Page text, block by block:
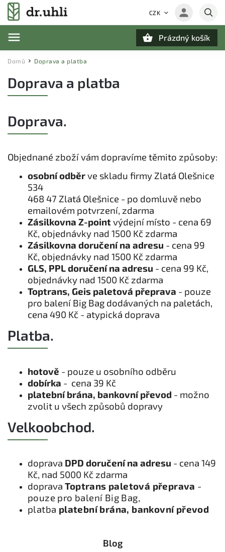
CZK
Prázdný košík
Domů / Doprava a platba
Doprava a platba
Doprava.
Objednané zboží vám dopravíme těmito způsoby:
osobní odběrve skladu firmy Zlatá Olešnice
534
468 47 Zlatá Olešnice - po domluvě nebo
emailovém potvrzení, zdarma
Zásilkovna Z-pointvýdejní místo - cena 69
Kč, objednávky nad 1500 Kč zdarma
Zásilkovna doručení na adresu - cena 99
Kč, objednávky nad 1500 Kč zdarma
GLS, PPL doručení na adresu - cena 99 Kč,
objednávky nad 1500 Kč zdarma
Toptrans, Geis paletová přeprava - pouze
pro balení Big Bag dodávaných na paletách,
cena 490 Kč - atypická doprava
Platba.
hotově - pouze u osobního odběru
dobírka - cena 39 Kč
platební brána, bankovní převod - možno
zvolit u všech způsobů dopravy
Velkoobchod.
doprava DPD doručení na adresu - cena 149
Kč, nad 5000 Kč zdarma
doprava Toptrans paletová přeprava -
pouze pro balení Big Bag,
platba platební brána, bankovní převod
Blog